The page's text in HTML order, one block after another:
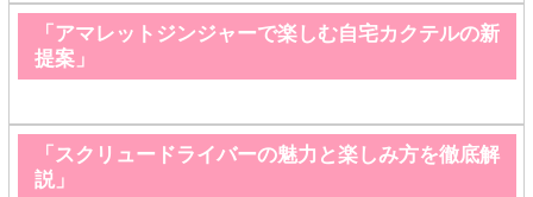
「アマレットジンジャーで楽しむ自宅カクテルの新
提案」
「スクリュードライバーの魅力と楽しみ方を徹底解
説」